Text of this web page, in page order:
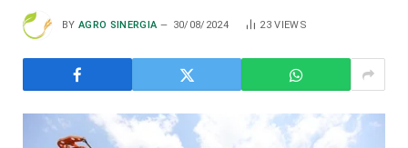
BY AGRO SINERGIA 30/08/2024 23VIEWS